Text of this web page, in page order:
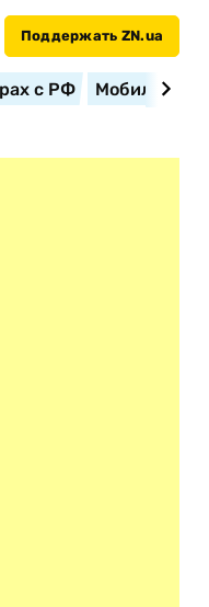
Поддержать ZN.ua
с РФ